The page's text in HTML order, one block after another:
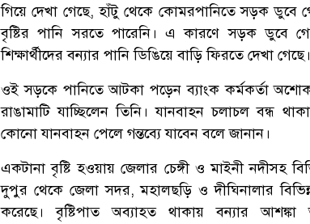
গিয়ে দেখা গেছে, হাঁটু থেকে কোমরপানিতে সড়ক ডুবে
বৃষ্টির পানি সরতে পারেনি। এ কারণে সড়ক ডুবে
শিক্ষার্থীদের বন্যার পানি ডিঙিয়ে বাড়ি ফিরতে দেখা গেছে।
ওই সড়কে পানিতে আটকা পড়েন ব্যাংক কর্মকর্তা
রাঙামাটি যাচ্ছিলেন তিনি। যানবাহন চলাচল বন্ধ
কোনো যানবাহন পেলে গন্তব্যে যাবেন বলে জানান।
একটানা বৃষ্টি হওয়ায় জেলার চেঙ্গী ও মাইনী নদীসহ
দুপুর থেকে জেলা সদর, মহালছড়ি ও দীঘিনালার
করেছে। বৃষ্টিপাত অব্যাহত থাকায় বন্যার